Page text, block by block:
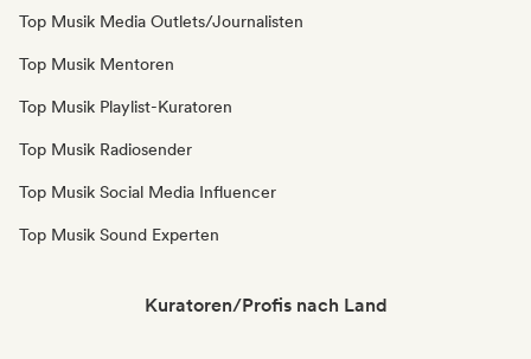
Top Musik Media Outlets/Journalisten
Top Musik Mentoren
Top Musik Playlist-Kuratoren
Top Musik Radiosender
Top Musik Social Media Influencer
Top Musik Sound Experten
Kuratoren/Profis nach Land